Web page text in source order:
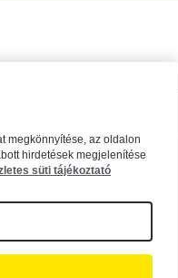
mezőbe.
megkönnyítése, az oldalon
hirdetések megjelenítése
süti tájékoztató